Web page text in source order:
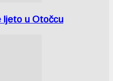
ljeto u Otočcu